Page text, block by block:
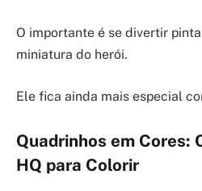
O importante é se divertir
miniatura do herói.
Ele fica ainda mais especial
Quadrinhos em Cores:
HQ para Colorir